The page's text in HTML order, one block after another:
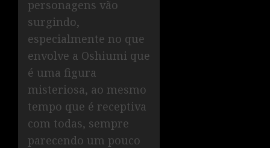
personagens vão
surgindo,
especialmente no que
envolve a Oshiumi que
é uma figura
misteriosa, ao mesmo
tempo que é receptiva
com todas, sempre
parecendo um pouco